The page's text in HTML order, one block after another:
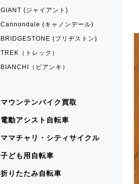
GIANT (ジャイアント)
Cannondale (キャノンデール)
BRIDGESTONE (ブリヂストン)
TREK（トレック）
BIANCHI（ビアンキ）
マウンテンバイク買取
電動アシスト自転車
ママチャリ・シティサイクル
子ども用自転車
折りたたみ自転車